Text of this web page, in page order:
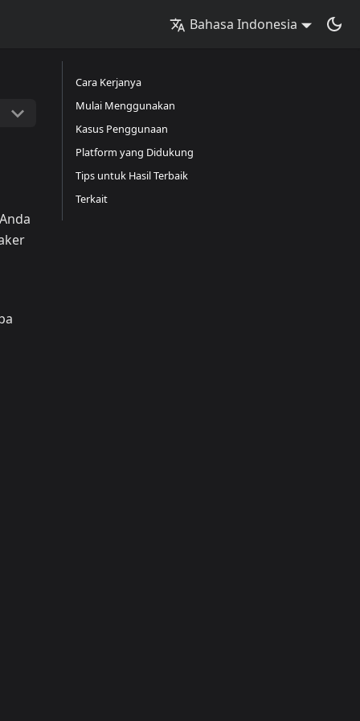
Bahasa Indonesia
Cara Kerjanya
Mulai Menggunakan
Kasus Penggunaan
Platform yang Didukung
Tips untuk Hasil Terbaik
Terkait